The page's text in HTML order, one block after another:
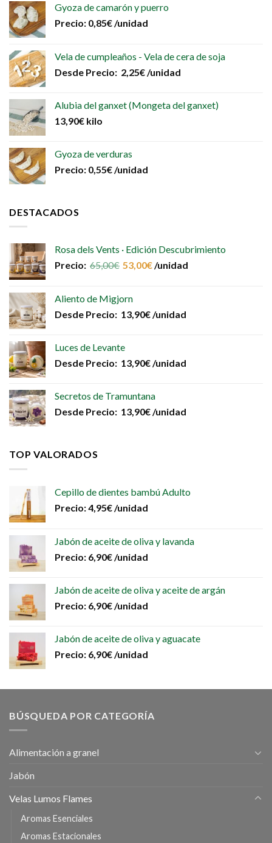
Gyoza de camarón y puerro
Precio: 0,85€ /unidad
Vela de cumpleaños - Vela de cera de soja
Desde Precio: 2,25€ /unidad
Alubia del ganxet (Mongeta del ganxet)
13,90€ kilo
Gyoza de verduras
Precio: 0,55€ /unidad
DESTACADOS
Rosa dels Vents · Edición Descubrimiento
Precio: 65,00€ 53,00€/unidad
Aliento de Migjorn
Desde Precio: 13,90€/unidad
Luces de Levante
Desde Precio: 13,90€/unidad
Secretos de Tramuntana
Desde Precio: 13,90€/unidad
TOP VALORADOS
Cepillo de dientes bambú Adulto
Precio:4,95€ /unidad
Jabón de aceite de oliva y lavanda
Precio: 6,90€ /unidad
Jabón de aceite de oliva y aceite de argán
Precio: 6,90€ /unidad
Jabón de aceite de oliva y aguacate
Precio: 6,90€ /unidad
BÚSQUEDA POR CATEGORÍA
Alimentación a granel
Jabón
Velas Lumos Flames
Aromas Esenciales
Aromas Estacionales